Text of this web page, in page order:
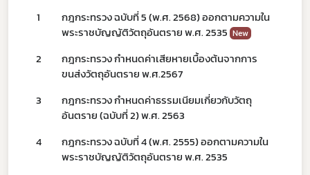
1
กฎกระทรวง ฉบับที่ 5 (พ.ศ. 2568) ออกตามความใน
พระราชบัญญัติวัตถุอันตราย พ.ศ. 2535 New
2
กฎกระทรวง กำหนดค่าเสียหายเบื้องต้นจากการ
ขนส่งวัตถุอันตราย พ.ศ.2567
3
กฎกระทรวง กำหนดค่าธรรมเนียมเกี่ยวกับวัตถุ
อันตราย (ฉบับที่ 2) พ.ศ. 2563
4
กฎกระทรวง ฉบับที่ 4 (พ.ศ. 2555) ออกตามความใน
พระราชบัญญัติวัตถุอันตราย พ.ศ. 2535
เลือกหัวข้อที่ท่านต้องการ Subscribe
covid
ผู้ประกอบการณ์
พรบ